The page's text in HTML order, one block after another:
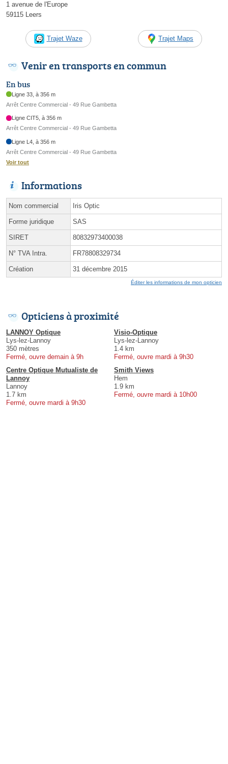
1 avenue de l'Europe
59115 Leers
Trajet Waze Trajet Maps
Venir en transports en commun
En bus
Ligne 33, à 356 m
Arrêt Centre Commercial - 49 Rue Gambetta
Ligne CIT5, à 356 m
Arrêt Centre Commercial - 49 Rue Gambetta
Ligne L4, à 356 m
Arrêt Centre Commercial - 49 Rue Gambetta
Voir tout
Informations
Nom commercial Iris Optic
Forme juridique SAS
SIRET 80832973400038
N° TVA Intra. FR78808329734
Création 31 décembre 2015
Éditer les informations de mon opticien
Opticiens à proximité
LANNOY Optique
Lys-lez-Lannoy
350 mètres
Fermé, ouvre demain à 9h
Visio-Optique
Lys-lez-Lannoy
1.4 km
Fermé, ouvre mardi à 9h30
Centre Optique Mutualiste de
Lannoy
Lannoy
1.7 km
Fermé, ouvre mardi à 9h30
Smith Views
Hem
1.9 km
Fermé, ouvre mardi à 10h00